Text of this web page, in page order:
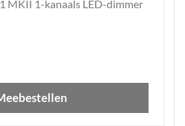
MKII 1-kanaals LED-dimmer